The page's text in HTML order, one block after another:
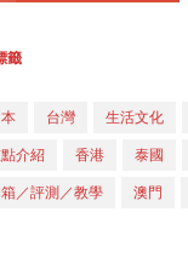
籤
台灣 生活文化
介紹
香港 泰國
／評測／教學
澳門